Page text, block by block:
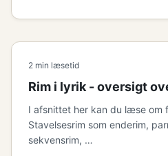
2 min læsetid
Rim i lyrik - oversigt
I afsnittet her kan du læse om
Stavelsesrim som enderim,
sekvensrim, …